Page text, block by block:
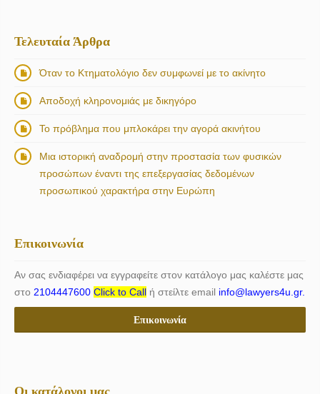
Τελευταία Άρθρα
Όταν το Κτηματολόγιο δεν συμφωνεί με το ακίνητο
Αποδοχή κληρονομιάς με δικηγόρο
Το πρόβλημα που μπλοκάρει την αγορά ακινήτου
Μια ιστορική αναδρομή στην προστασία των φυσικών
προσώπων έναντι της επεξεργασίας δεδομένων
προσωπικού χαρακτήρα στην Ευρώπη
Επικοινωνία
Αν σας ενδιαφέρει να εγγραφείτε στον κατάλογο μας καλέστε μας
στο 2104447600 Click to Call ή στείλτε email info@lawyers4u.gr.
Επικοινωνία
Οι κατάλογοι μας